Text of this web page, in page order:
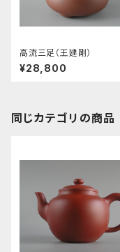
高流三足（王建剛）
¥28,800
同じカテゴリの商品